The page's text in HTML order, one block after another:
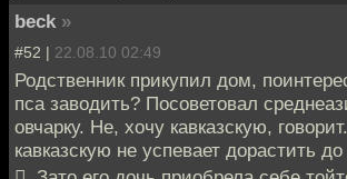
beck »
#52 | 22.08.10 02:49
Родственник прикупил дом,
пса заводить? Посоветовал
овчарку. Не, хочу кавказскую,
кавказскую не успевает дорастить